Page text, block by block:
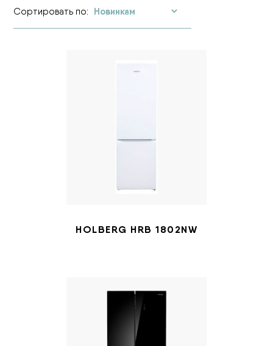
Сортировать по:
HOLBERG HRB 1802NW